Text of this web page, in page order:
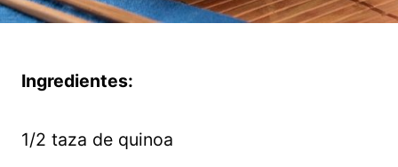
Ingredientes:
1/2 taza de quinoa